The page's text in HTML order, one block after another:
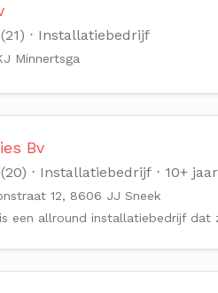
(21) Installatiebedrijf
Minnertsga
Bv
(20) Installatiebedrijf 10+
12, 8606 JJ Sneek
een allround installatiebedrijf